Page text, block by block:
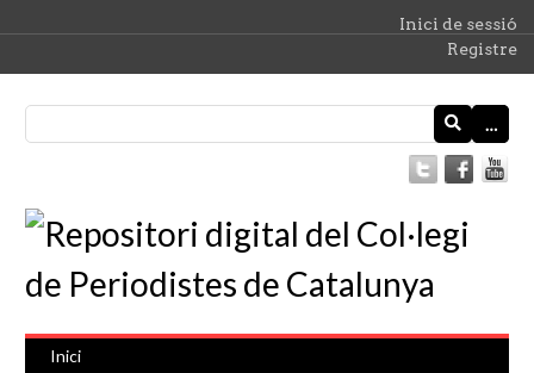
Inici de sessió
Registre
…
Inici